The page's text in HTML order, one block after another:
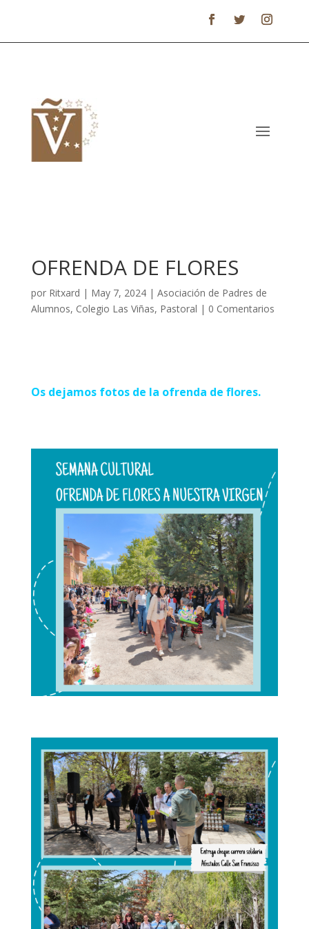
OFRENDA DE FLORES
por Ritxard | May 7, 2024| Asociación de Padres de
Alumnos, Colegio Las Viñas, Pastoral | 0 Comentarios
Os dejamos fotos de la ofrenda de flores.